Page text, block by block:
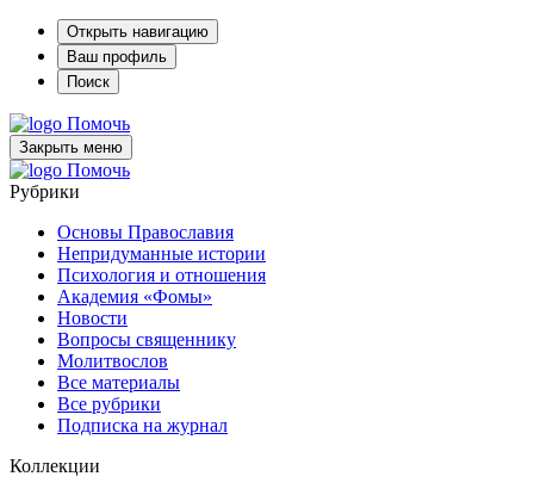
Открыть навигацию
Ваш профиль
Поиск
Помочь
Закрыть меню
Помочь
Рубрики
Основы Православия
Непридуманные истории
Психология и отношения
Академия «Фомы»
Новости
Вопросы священнику
Молитвослов
Все материалы
Все рубрики
Подписка на журнал
Коллекции